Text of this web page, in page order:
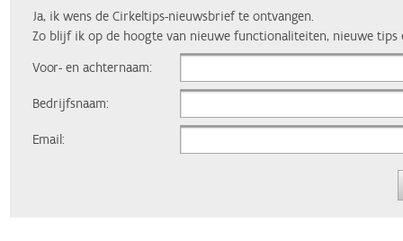
Ja, ik wens de Cirkeltips-nieuwsbrief te ontvangen.
Zo blijf ik op de hoogte van nieuwe functionaliteiten, nieuwe tips
Voor- en achternaam:
Bedrijfsnaam:
Email: